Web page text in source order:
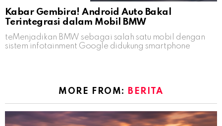
Kabar Gembira! Android Auto Bakal
Terintegrasi dalam Mobil BMW
teMenjadikan BMW sebagai salah satu mobil dengan
sistem infotainment Google didukung smartphone
MORE FROM: BERITA